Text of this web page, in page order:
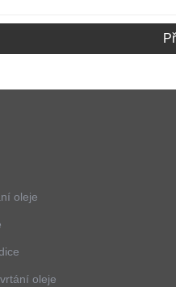
oleje
oleje